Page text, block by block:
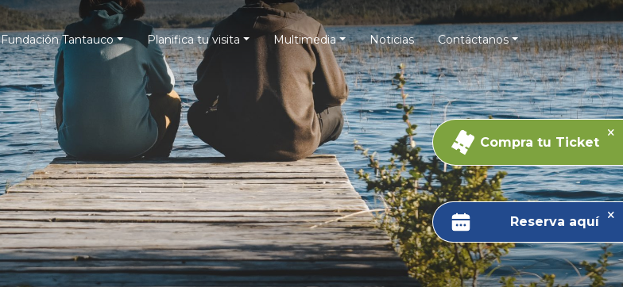
Fundación Tantauco Planifica tu visita Multimedia Noticias Contáctanos
Compra tu Ticket
Reserva aquí